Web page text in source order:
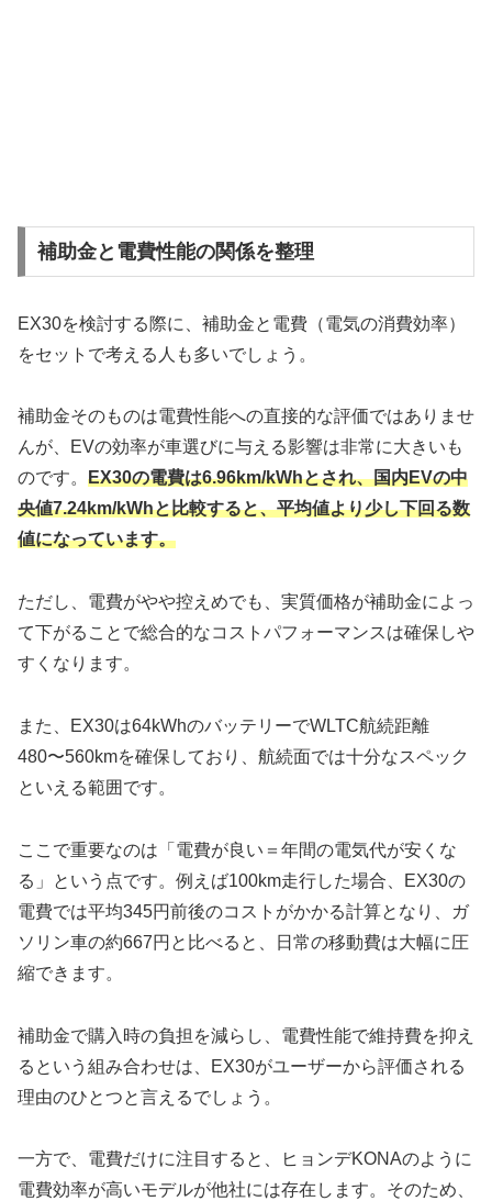
補助金と電費性能の関係を整理
EX30を検討する際に、補助金と電費（電気の消費効率）
をセットで考える人も多いでしょう。
補助金そのものは電費性能への直接的な評価ではありませ
んが、EVの効率が車選びに与える影響は非常に大きいも
のです。 EX30の電費は6.96km/kWhとされ、国内EVの中
央値7.24km/kWhと比較すると、平均値より少し下回る数
値になっています。
ただし、電費がやや控えめでも、実質価格が補助金によっ
て下がることで総合的なコストパフォーマンスは確保しや
すくなります。
また、EX30は64kWhのバッテリーでWLTC航続距離
480〜560kmを確保しており、航続面では十分なスペック
といえる範囲です。
ここで重要なのは「電費が良い＝年間の電気代が安くな
る」という点です。例えば100km走行した場合、EX30の
電費では平均345円前後のコストがかかる計算となり、ガ
ソリン車の約667円と比べると、日常の移動費は大幅に圧
縮できます。
補助金で購入時の負担を減らし、電費性能で維持費を抑え
るという組み合わせは、EX30がユーザーから評価される
理由のひとつと言えるでしょう。
一方で、電費だけに注目すると、ヒョンデKONAのように
電費効率が高いモデルが他社には存在します。そのため、